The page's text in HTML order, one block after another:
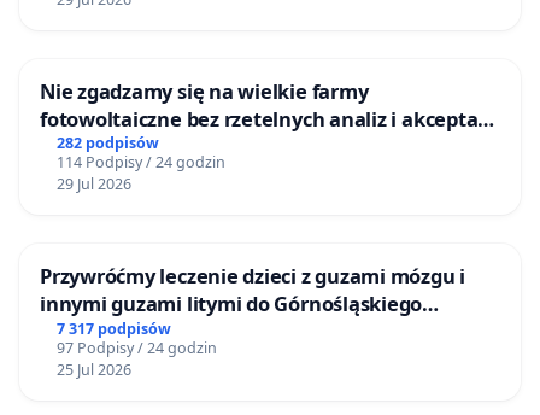
Nie zgadzamy się na wielkie farmy
fotowoltaiczne bez rzetelnych analiz i akceptacji
mieszkańców
282 podpisów
114 Podpisy / 24 godzin
29 Jul 2026
Przywróćmy leczenie dzieci z guzami mózgu i
innymi guzami litymi do Górnośląskiego
Centrum Zdrowia Dziecka w Katowicach
7 317 podpisów
97 Podpisy / 24 godzin
25 Jul 2026